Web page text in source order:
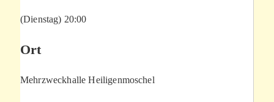
(Dienstag) 20:00
Ort
Mehrzweckhalle Heiligenmoschel